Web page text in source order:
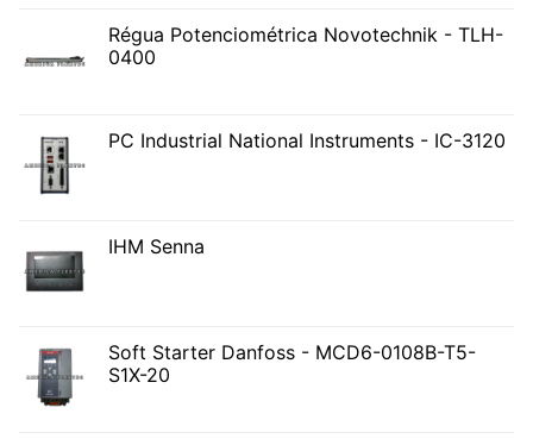
Régua Potenciométrica Novotechnik - TLH-
0400
PC Industrial National Instruments - IC-3120
IHM Senna
Soft Starter Danfoss - MCD6-0108B-T5-
S1X-20